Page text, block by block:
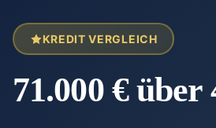
KREDIT VERGLEICH
71.000 €